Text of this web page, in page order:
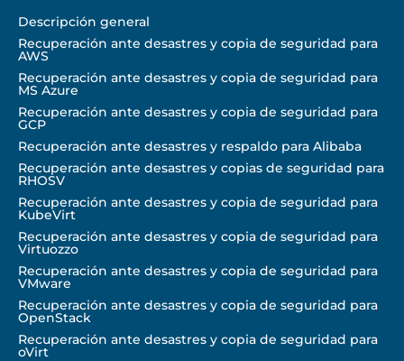
Descripción general
Recuperación ante desastres y copia de seguridad para
AWS
Recuperación ante desastres y copia de seguridad para
MS Azure
Recuperación ante desastres y copia de seguridad para
GCP
Recuperación ante desastres y respaldo para Alibaba
Recuperación ante desastres y copias de seguridad para
RHOSV
Recuperación ante desastres y copia de seguridad para
KubeVirt
Recuperación ante desastres y copia de seguridad para
Virtuozzo
Recuperación ante desastres y copia de seguridad para
VMware
Recuperación ante desastres y copia de seguridad para
OpenStack
Recuperación ante desastres y copia de seguridad para
oVirt